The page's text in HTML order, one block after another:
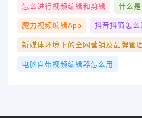
怎么进行视频编辑和剪辑 什么
魔力视频编辑app 抖音抖窗怎么
新媒体环境下的全网营销及品牌管
电脑自带视频编辑器怎么用